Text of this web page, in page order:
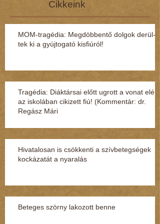
Cikkeink
MOM-tragédia: Megdöbbentő dol­gok de­rül­
tek ki a gyúj­to­gató kisfi­ú­ról!
Tragédia: Diáktársai előtt ugrott a vonat elé
az iskolában cikizett fiú! (Kommentár: dr.
Regász Mári
Hivatalosan is csökkenti a szívbetegségek
kockázatát a nyaralás
Beteges szörny lakozott benne